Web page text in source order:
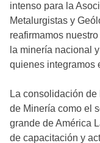
intenso para la
Metalurgistas y
reafirmamos
la minería nacional
quienes integramos
La consolidación
de Minería como el
grande de América
de capacitación y